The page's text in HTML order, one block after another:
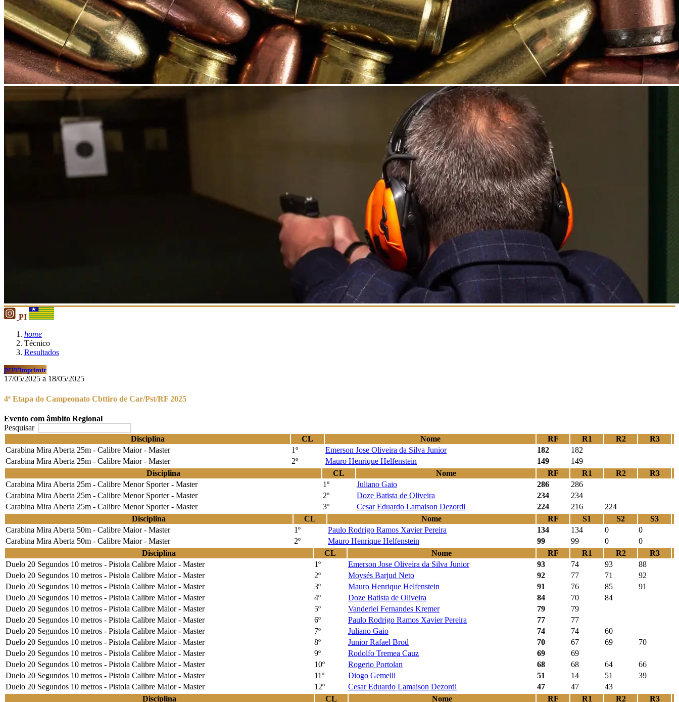
PI
home
Técnico
Resultados
printImprimir
17/05/2025 a 18/05/2025
4ª Etapa do Campeonato Cbttiro de Car/Pst/RF 2025
Evento com âmbito Regional
Pesquisar
Disciplina
CL Nome RF R1 R2
R3
Carabina Mira Aberta 25m - Calibre Maior - Master
1º Emerson Jose Oliveira da Silva Junior 182
182
Carabina Mira Aberta 25m - Calibre Maior - Master
2º Mauro Henrique Helfenstein 149
149
Disciplina
CL Nome RF R1 R2
R3
Carabina Mira Aberta 25m - Calibre Menor Sporter - Master
1º Juliano Gaio 286
286
Carabina Mira Aberta 25m - Calibre Menor Sporter - Master
2º Doze Batista de Oliveira 234
234
Carabina Mira Aberta 25m - Calibre Menor Sporter - Master
3º Cesar Eduardo Lamaison Dezordi 224 216
224
Disciplina
CL Nome RF S1 S2
S3
Carabina Mira Aberta 50m - Calibre Maior - Master
1º Paulo Rodrigo Ramos Xavier Pereira 134 134 0
0
Carabina Mira Aberta 50m - Calibre Maior - Master
2º Mauro Henrique Helfenstein 99 99 0
0
Disciplina
CL Nome RF R1 R2
R3
Duelo 20 Segundos 10 metros - Pistola Calibre Maior - Master
1º Emerson Jose Oliveira da Silva Junior 93 74 93
88
Duelo 20 Segundos 10 metros - Pistola Calibre Maior - Master
2º Moysés Barjud Neto 92 77 71
92
Duelo 20 Segundos 10 metros - Pistola Calibre Maior - Master
3º Mauro Henrique Helfenstein 91 76 85
91
Duelo 20 Segundos 10 metros - Pistola Calibre Maior - Master
4º Doze Batista de Oliveira 84 70
84
Duelo 20 Segundos 10 metros - Pistola Calibre Maior - Master
5º Vanderlei Fernandes Kremer 79
79
Duelo 20 Segundos 10 metros - Pistola Calibre Maior - Master
6º Paulo Rodrigo Ramos Xavier Pereira 77
77
Duelo 20 Segundos 10 metros - Pistola Calibre Maior - Master
7º Juliano Gaio 74 74
60
Duelo 20 Segundos 10 metros - Pistola Calibre Maior - Master
8º Junior Rafael Brod 70 67 69
70
Duelo 20 Segundos 10 metros - Pistola Calibre Maior - Master
9º Rodolfo Tremea Cauz 69
69
Duelo 20 Segundos 10 metros - Pistola Calibre Maior - Master
10º Rogerio Portolan 68 68 64
66
Duelo 20 Segundos 10 metros - Pistola Calibre Maior - Master
11º Diogo Gemelli 51 14 51
39
Duelo 20 Segundos 10 metros - Pistola Calibre Maior - Master
12º Cesar Eduardo Lamaison Dezordi 47 47
43
Disciplina
CL Nome RF R1 R2 R3